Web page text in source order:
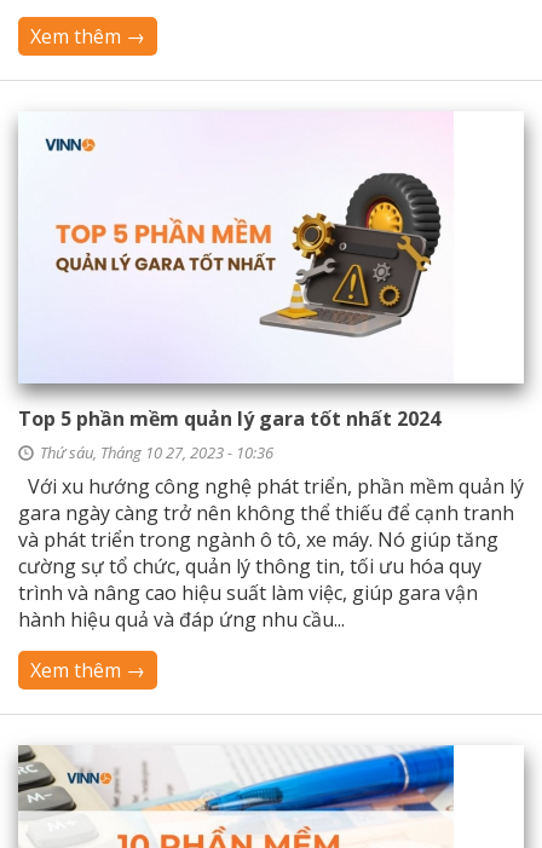
Xem thêm →
Top 5 phần mềm quản lý gara tốt nhất 2024
Thứ sáu, Tháng 10 27, 2023 - 10:36
Với xu hướng công nghệ phát triển, phần mềm quản lý
gara ngày càng trở nên không thể thiếu để cạnh tranh
và phát triển trong ngành ô tô, xe máy. Nó giúp tăng
cường sự tổ chức, quản lý thông tin, tối ưu hóa quy
trình và nâng cao hiệu suất làm việc, giúp gara vận
hành hiệu quả và đáp ứng nhu cầu...
Xem thêm →